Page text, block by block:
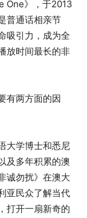
One》，于2013
普通话相亲节
吸引力，成为全
放时间最长的非
有两方面的因
大学博士和悉尼
及多年积累的澳
诚勿扰》在澳大
亚民众了解当代
打开一扇新奇的